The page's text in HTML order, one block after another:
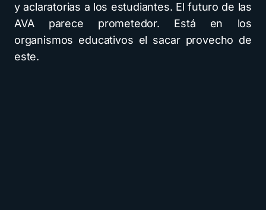
y aclaratorias a los estudiantes. El futuro de las
AVA parece prometedor. Está en los
organismos educativos el sacar provecho de
este.